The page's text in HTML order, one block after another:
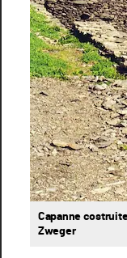
Capanne
Zweger